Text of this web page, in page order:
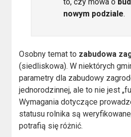
nowym podziale.
Osobny temat to zabudowa
(siedliskowa). W niektórych
parametry dla zabudowy
jednorodzinnej, ale to nie jest
Wymagania dotyczące
statusu rolnika są
potrafią się różnić.